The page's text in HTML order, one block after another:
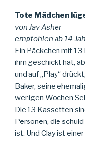
Tote Mädchen
von Jay Asher
empfohlen ab 14
Ein Päckchen mit
ihm geschickt hat,
und auf „Play“
Baker, seine
wenigen Wochen
Die 13 Kassetten
Personen, die
ist. Und Clay ist